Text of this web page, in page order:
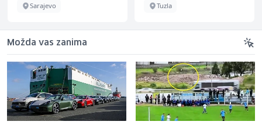
Sarajevo Tuzla
Možda vas zanima